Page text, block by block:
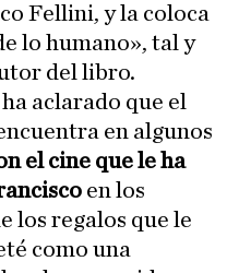
Fellini, y la coloca
lo humano», tal y
del libro.
ha aclarado que el
en algunos
el cine que le ha
en los
los regalos que le
como una